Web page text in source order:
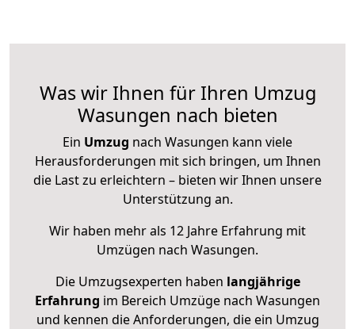
Was wir Ihnen für Ihren Umzug
Wasungen nach bieten
Ein Umzug nach Wasungen kann viele
Herausforderungen mit sich bringen, um Ihnen
die Last zu erleichtern – bieten wir Ihnen unsere
Unterstützung an.
Wir haben mehr als 12 Jahre Erfahrung mit
Umzügen nach Wasungen.
Die Umzugsexperten haben langjährige
Erfahrung im Bereich Umzüge nach Wasungen
und kennen die Anforderungen, die ein Umzug